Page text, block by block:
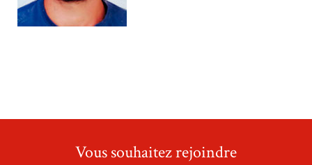
Vous souhaitez rejoindre